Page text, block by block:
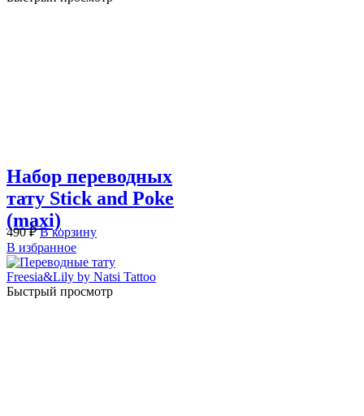
Набор переводных
тату Stick and Poke
(maxi)
490₽ В корзину
В избранное
Быстрый просмотр